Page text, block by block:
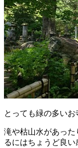
とっても緑の多いお
滝や枯山水があっ
るにはちょうど良い